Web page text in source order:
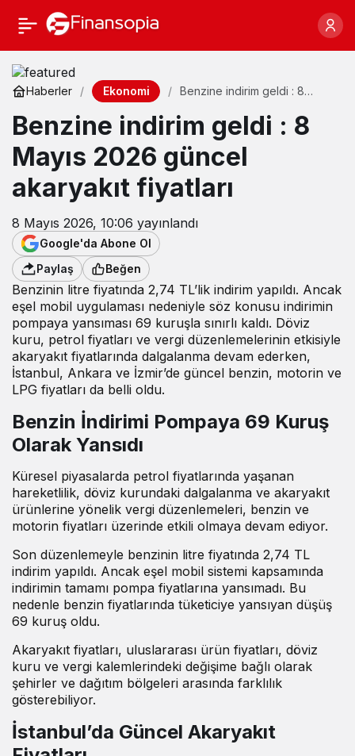
Haberler Ekonomi
Benzine indirim geldi : 8
fiyatları
Benzine indirim geldi : 8
Mayıs 2026 güncel
akaryakıt fiyatları
8 Mayıs 2026, 10:06 yayınlandı
Google'da Abone Ol
Paylaş
Beğen
Benzinin litre fiyatında 2,74 TL’lik indirim yapıldı. Ancak
eşel mobil uygulaması nedeniyle söz konusu indirimin
pompaya yansıması 69 kuruşla sınırlı kaldı. Döviz
kuru, petrol fiyatları ve vergi düzenlemelerinin etkisiyle
akaryakıt fiyatlarında dalgalanma devam ederken,
İstanbul, Ankara ve İzmir’de güncel benzin, motorin ve
LPG fiyatları da belli oldu.
Benzin İndirimi Pompaya 69 Kuruş
Olarak Yansıdı
Küresel piyasalarda petrol fiyatlarında yaşanan
hareketlilik, döviz kurundaki dalgalanma ve akaryakıt
ürünlerine yönelik vergi düzenlemeleri, benzin ve
motorin fiyatları üzerinde etkili olmaya devam ediyor.
Son düzenlemeyle benzinin litre fiyatında 2,74 TL
indirim yapıldı. Ancak eşel mobil sistemi kapsamında
indirimin tamamı pompa fiyatlarına yansımadı. Bu
nedenle benzin fiyatlarında tüketiciye yansıyan düşüş
69 kuruş oldu.
Akaryakıt fiyatları, uluslararası ürün fiyatları, döviz
kuru ve vergi kalemlerindeki değişime bağlı olarak
şehirler ve dağıtım bölgeleri arasında farklılık
gösterebiliyor.
İstanbul’da Güncel Akaryakıt